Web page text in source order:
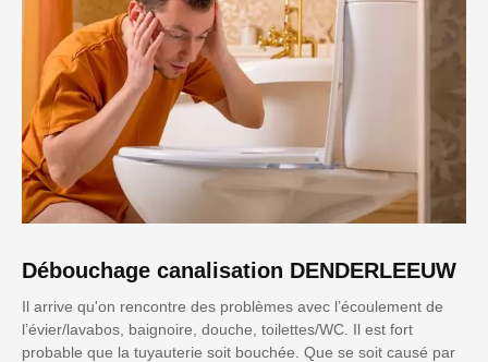
Débouchage canalisation DENDERLEEUW
Il arrive qu'on rencontre des problèmes avec l’écoulement de
l’évier/lavabos, baignoire, douche, toilettes/WC. Il est fort
probable que la tuyauterie soit bouchée. Que se soit causé par